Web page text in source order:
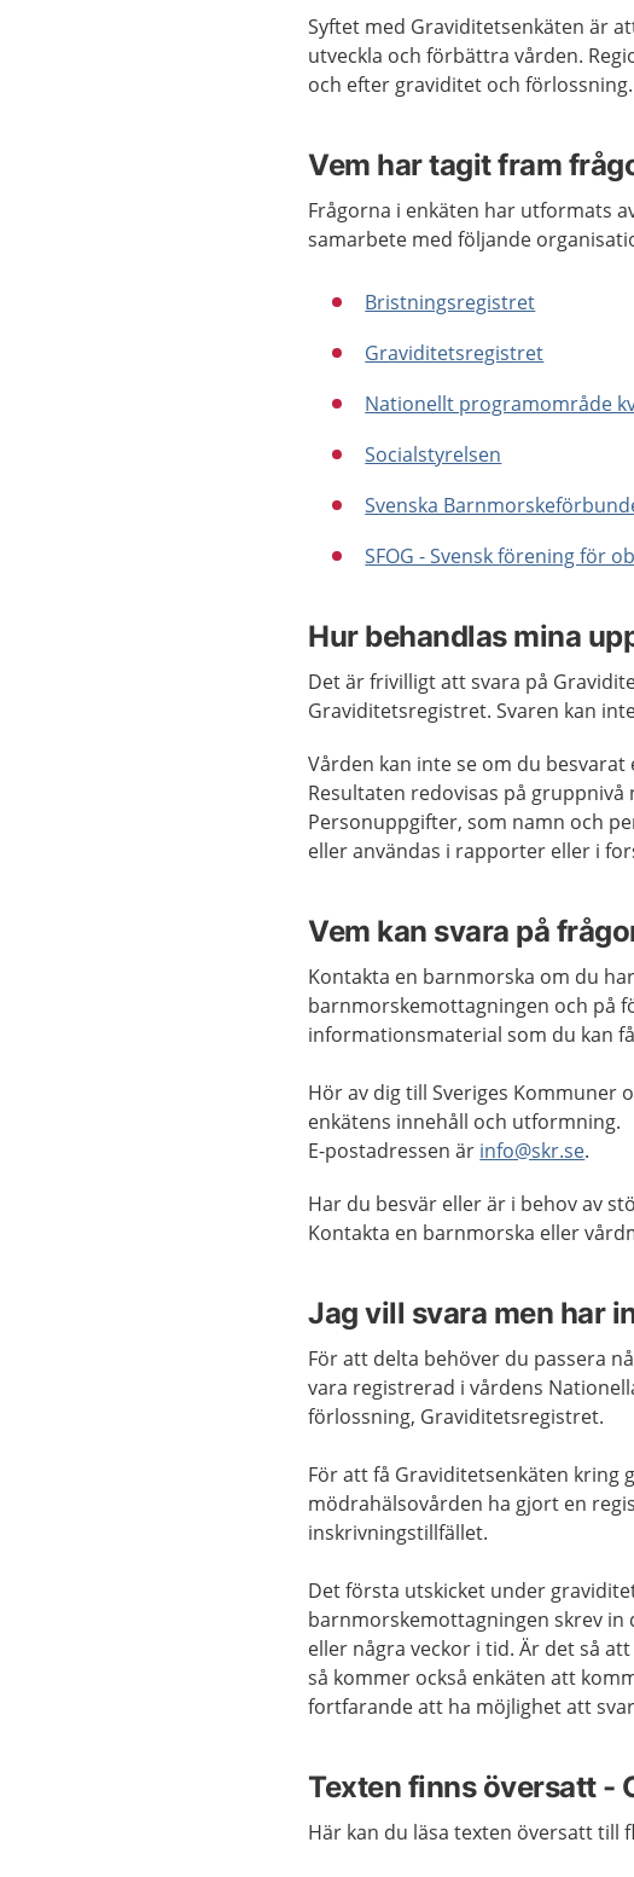
Syftet med Graviditetsenkäten är
utveckla och förbättra vården.
och efter graviditet och förlossning.
Vem har tagit fram
Frågorna i enkäten har utformats
samarbete med följande
Bristningsregistret
Graviditetsregistret
Nationellt programområde
Socialstyrelsen
Svenska
SFOG - Svensk förening för
Hur behandlas mina
Det är frivilligt att svara på
Graviditetsregistret. Svaren kan
Vården kan inte se om du
Resultaten redovisas på
Personuppgifter, som namn och
eller användas i rapporter eller i
Vem kan svara på
Kontakta en barnmorska om du
barnmorskemottagningen och på
informationsmaterial som du kan
Hör av dig till Sveriges Kommuner
enkätens innehåll och utformning.
E-postadressen är info@skr.se.
Har du besvär eller är i behov av
Kontakta en barnmorska eller
Jag vill svara men har
För att delta behöver du passera
vara registrerad i vårdens
förlossning, Graviditetsregistret.
För att få Graviditetsenkäten kring
mödrahälsovården ha gjort en
inskrivningstillfället.
Det första utskicket under
barnmorskemottagningen skrev in
eller några veckor i tid. Är det så
så kommer också enkäten att
fortfarande att ha möjlighet att
Texten finns översatt -
Här kan du läsa texten översatt till